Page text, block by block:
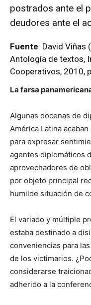
postrados ante el
deudores ante el
Fuente: David Viñas
Antología de textos,
Cooperativos, 2010,
La farsa
Algunas docenas de
América Latina
para expre­sar
agentes diplomáticos
aprovechadores de
por objeto principal
humilde situación de
El variado y múltiple
estaba destinado a
conveniencias para
de los victimarios.
considerarse
adherido a la